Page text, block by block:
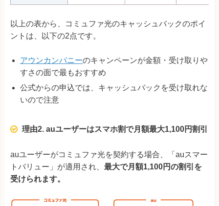
以上の表から、コミュファ光のキャッシュバックのポイ
ントは、以下の2点です。
アウンカンパニーのキャンペーンが金額・受け取りや
すさの面で最もおすすめ
公式からの申込では、キャッシュバックを受け取れな
いので注意
理由2. auユーザーはスマホ割で月額最大1,100円割引
auユーザーがコミュファ光を契約する場合、「auスマー
トバリュー」が適用され、 最大で月額1,100円の割引を
受けられます。